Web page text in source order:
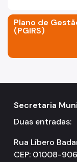
Plano de
(PGIRS)
Secretaria
Duas entradas:
Rua Líbero
CEP: 01008-